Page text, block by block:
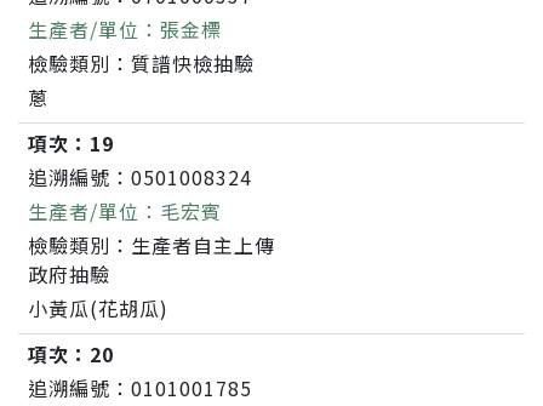
生產者/單位： 張金標
檢驗類別： 質譜快檢抽驗
蔥
項次： 19
追溯編號： 0501008324
生產者/單位： 毛宏賓
檢驗類別： 生產者自主上傳
政府抽驗
小黃瓜(花胡瓜)
項次： 20
追溯編號： 0101001785